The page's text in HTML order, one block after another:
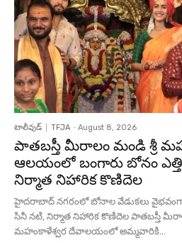
టాలీవుడ్ TFJA - August 8, 2026
పాతబస్తీ మీరాలం మండి శ్రీ
ఆలయంలో బంగారు బోనం
నిర్మాత నిహారిక కొణిదెల
హైదరాబాద్ నగరంలో బోనాల వేడుకలు వైభవంగా
సినీ నటి, నిర్మాత నిహారిక కొణిదెల పాతబస్తీ
మహంకాళేశ్వర దేవాలయంలో అమ్మవారికి...